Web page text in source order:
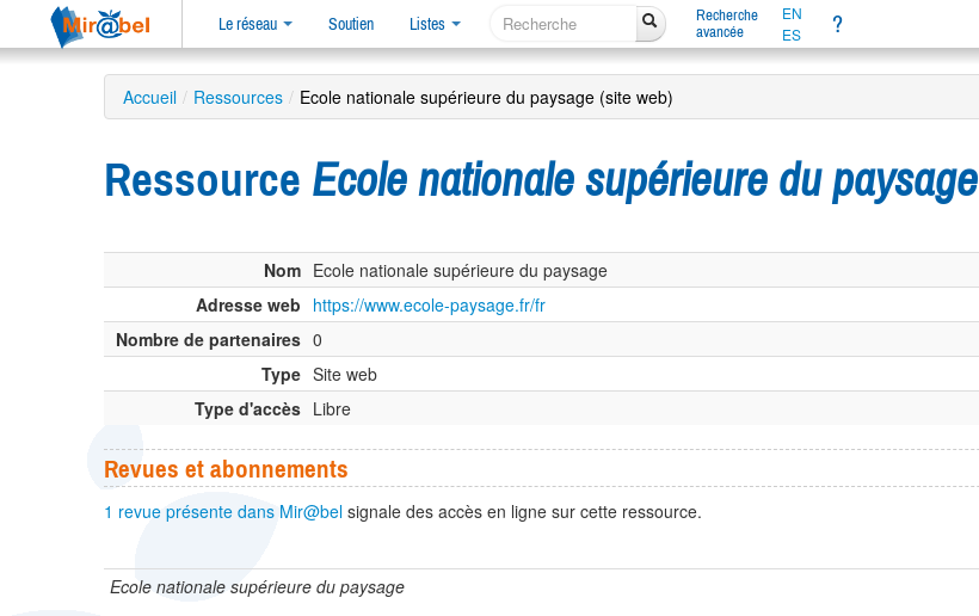
Le réseau Soutien Listes
Recherche
avancée
EN
ES
?
Accueil / Ressources / Ecole nationale supérieure du paysage (site web)
Ressource Ecole nationale supérieure du paysage
Nom Ecole nationale supérieure du paysage
Adresse web https://www.ecole-paysage.fr/fr
Nombre de partenaires 0
Type Site web
Type d'accès Libre
Revues et abonnements
1 revue présente dans Mir@bel signale des accès en ligne sur cette ressource.
Ecole nationale supérieure du paysage